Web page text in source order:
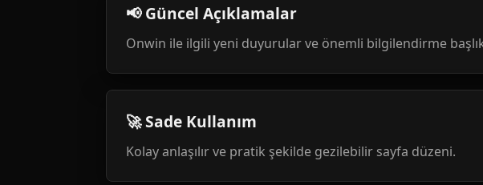
📢 Güncel Açıklamalar
Onwin ile ilgili yeni duyurular ve önemli bilgilendirme
🚀 Sade Kullanım
Kolay anlaşılır ve pratik şekilde gezilebilir sayfa düzeni.